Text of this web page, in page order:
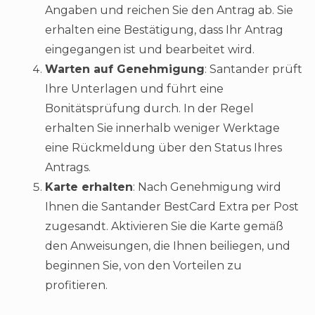
Angaben und reichen Sie den Antrag ab. Sie
erhalten eine Bestätigung, dass Ihr Antrag
eingegangen ist und bearbeitet wird.
Warten auf Genehmigung: Santander prüft
Ihre Unterlagen und führt eine
Bonitätsprüfung durch. In der Regel
erhalten Sie innerhalb weniger Werktage
eine Rückmeldung über den Status Ihres
Antrags.
Karte erhalten: Nach Genehmigung wird
Ihnen die Santander BestCard Extra per Post
zugesandt. Aktivieren Sie die Karte gemäß
den Anweisungen, die Ihnen beiliegen, und
beginnen Sie, von den Vorteilen zu
profitieren.